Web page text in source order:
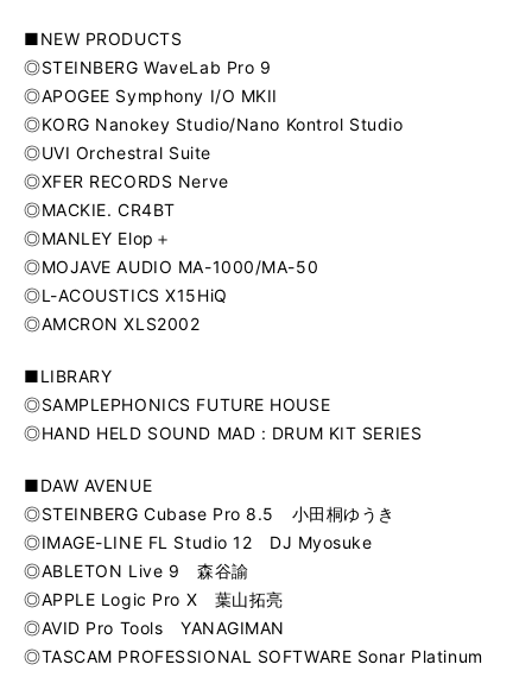
■NEW PRODUCTS
◎STEINBERG WaveLab Pro 9
◎APOGEE Symphony I/O MKII
◎KORG Nanokey Studio/Nano Kontrol Studio
◎UVI Orchestral Suite
◎XFER RECORDS Nerve
◎MACKIE. CR4BT
◎MANLEY Elop＋
◎MOJAVE AUDIO MA-1000/MA-50
◎L-ACOUSTICS X15HiQ
◎AMCRON XLS2002
■LIBRARY
◎SAMPLEPHONICS FUTURE HOUSE
◎HAND HELD SOUND MAD : DRUM KIT SERIES
■DAW AVENUE
◎STEINBERG Cubase Pro 8.5 小田桐ゆうき
◎IMAGE-LINE FL Studio 12 DJ Myosuke
◎ABLETON Live 9 森谷諭
◎APPLE Logic Pro X 葉山拓亮
◎AVID Pro Tools YANAGIMAN
◎TASCAM PROFESSIONAL SOFTWARE Sonar Platinum